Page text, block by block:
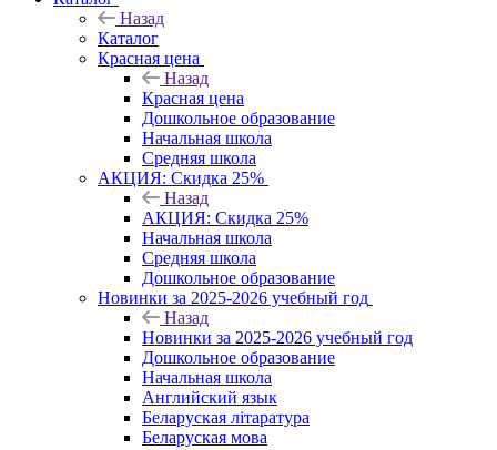
Назад
Каталог
Красная цена
Назад
Красная цена
Дошкольное образование
Начальная школа
Средняя школа
АКЦИЯ: Скидка 25%
Назад
АКЦИЯ: Скидка 25%
Начальная школа
Средняя школа
Дошкольное образование
Новинки за 2025-2026 учебный год
Назад
Новинки за 2025-2026 учебный год
Дошкольное образование
Начальная школа
Английский язык
Беларуская літаратура
Беларуская мова